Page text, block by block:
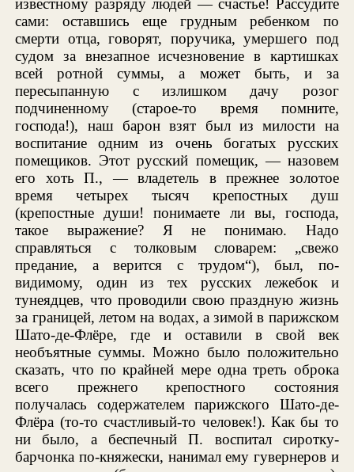
известному разряду людей — счастье! Рассудите
сами: оставшись еще грудным ребенком по
смерти отца, говорят, поручика, умершего под
судом за внезапное исчезновение в картишках
всей ротной суммы, а может быть, и за
пересыпанную с излишком дачу розог
подчиненному (старое-то время помните,
господа!), наш барон взят был из милости на
воспитание одним из очень богатых русских
помещиков. Этот русский помещик, — назовем
его хоть П., — владетель в прежнее золотое
время четырех тысяч крепостных душ
(крепостные души! понимаете ли вы, господа,
такое выражение? Я не понимаю. Надо
справляться с толковым словарем: „свежо
предание, а верится с трудом“), был, по-
видимому, один из тех русских лежебок и
тунеядцев, что проводили свою праздную жизнь
за границей, летом на водах, а зимой в парижском
Шато-де-Флёре, где и оставили в свой век
необъятные суммы. Можно было положительно
сказать, что по крайней мере одна треть оброка
всего прежнего крепостного состояния
получалась содержателем парижского Шато-де-
Флёра (то-то счастливый-то человек!). Как бы то
ни было, а беспечный П. воспитал сиротку-
барчонка по-княжески, нанимал ему гувернеров и